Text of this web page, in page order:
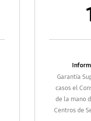
Garantía
casos el
de la mano
Centros de